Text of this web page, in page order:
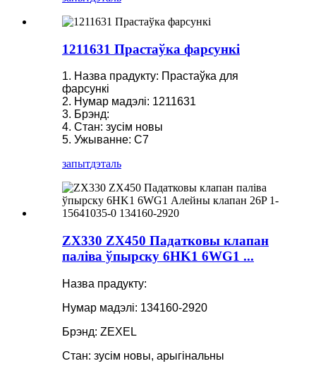
1211631 Прастаўка фарсункі
1. Назва прадукту: Прастаўка для
фарсункі
2. Нумар мадэлі: 1211631
3. Брэнд:
4. Стан: зусім новы
5. Ужыванне: C7
запытдэталь
ZX330 ZX450 Падатковы клапан
паліва ўпырску 6HK1 6WG1 ...
Назва прадукту:
Нумар мадэлі: 134160-2920
Брэнд: ZEXEL
Стан: зусім новы, арыгінальны